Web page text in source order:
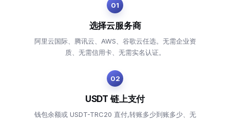
01
选择云服务商
阿里云国际、腾讯云、AWS、谷歌云任选。无需企业资
质、无需信用卡、无需实名认证。
02
USDT 链上支付
钱包余额或 USDT-TRC20 直付,转账多少到账多少、无